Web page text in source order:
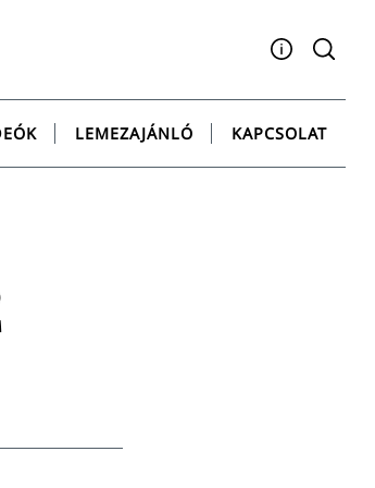
Facebook
YouTubeInstagram
TwitterSpotify
LEMEZAJÁNLÓ KAPCSOLAT